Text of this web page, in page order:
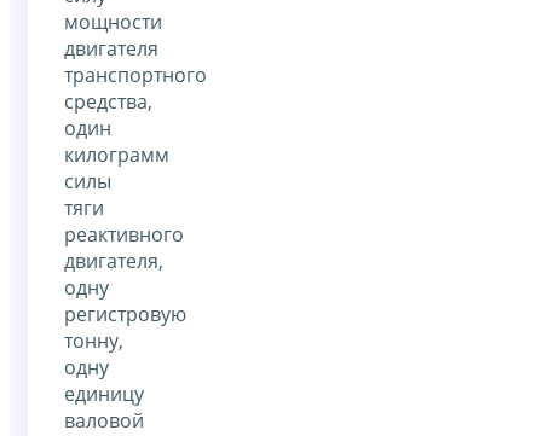
мощности
двигателя
транспортного
средства,
один
килограмм
силы
тяги
реактивного
двигателя,
одну
регистровую
тонну,
одну
единицу
валовой